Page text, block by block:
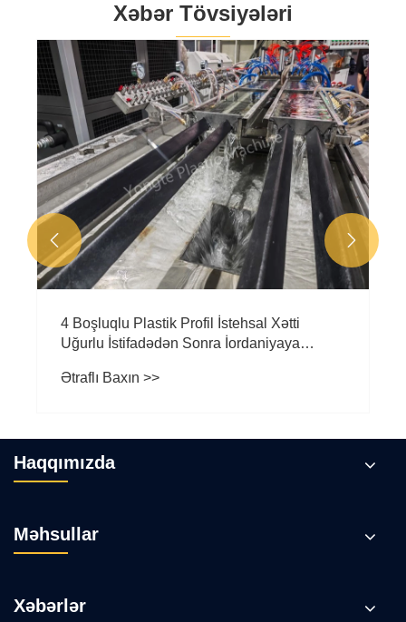
Xəbər Tövsiyələri
4 Boşluqlu Plastik Profil İstehsal Xətti
Uğurlu İstifadədən Sonra İordaniyaya
Ətraflı Baxın >>
 
Haqqımızda
Məhsullar
Xəbərlər